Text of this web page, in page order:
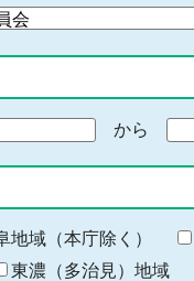
入
力
から
終
わ
り
地域（本庁除く）
東濃（多治見）地域